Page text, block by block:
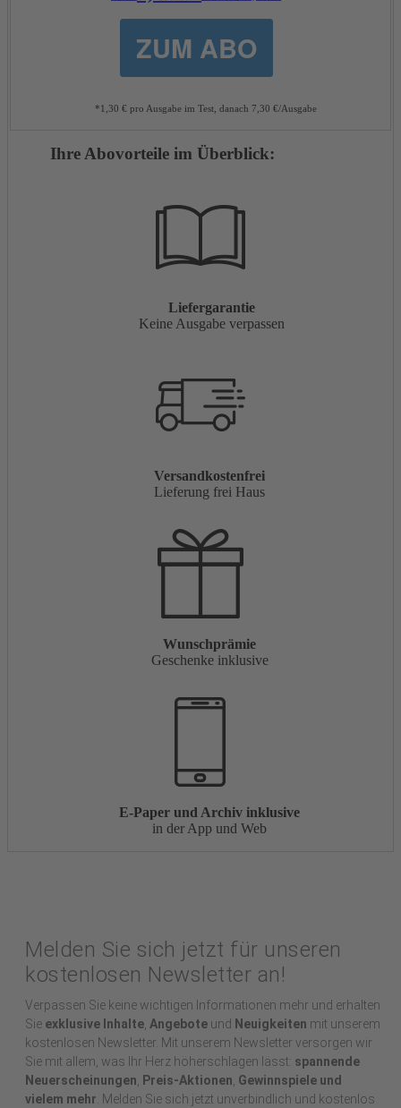
ZUM ABO
*1,30 € pro Ausgabe im Test, danach 7,30 €/Ausgabe
Ihre Abovorteile im Überblick:
Liefergarantie
Keine Ausgabe verpassen
Versandkostenfrei
Lieferung frei Haus
Wunschprämie
Geschenke inklusive
E-Paper und Archiv inklusive
in der App und Web
Melden Sie sich jetzt für unseren
kostenlosen Newsletter an!
Verpassen Sie keine wichtigen Informationen mehr und erhalten
Sie exklusive Inhalte, Angebote und Neuigkeiten mit unserem
kostenlosen Newsletter. Mit unserem Newsletter versorgen wir
Sie mit allem, was Ihr Herz höherschlagen lässt: spannende
Neuerscheinungen, Preis-Aktionen, Gewinnspiele und
vielem mehr . Melden Sie sich jetzt unverbindlich und kostenlos